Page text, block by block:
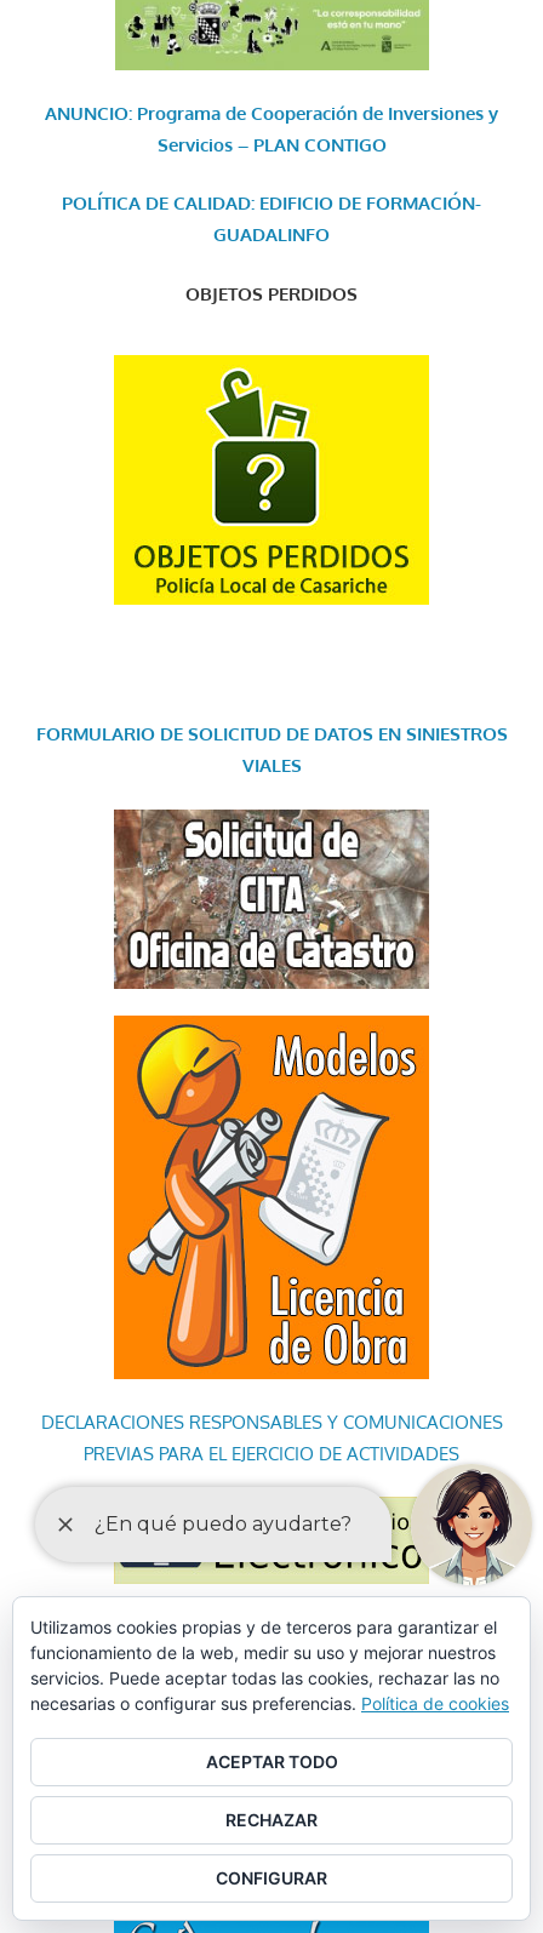
ANUNCIO: Programa de Cooperación de Inversiones y
Servicios – PLAN CONTIGO
POLÍTICA DE CALIDAD: EDIFICIO DE FORMACIÓN-
GUADALINFO
OBJETOS PERDIDOS
FORMULARIO DE SOLICITUD DE DATOS EN SINIESTROS
VIALES
DECLARACIONES RESPONSABLES Y COMUNICACIONES
PREVIAS PARA EL EJERCICIO DE ACTIVIDADES
Utilizamos cookies propias y de terceros para garantizar el
funcionamiento de la web, medir su uso y mejorar nuestros
servicios. Puede aceptar todas las cookies, rechazar las no
necesarias o configurar sus preferencias. Política de cookies
ACEPTAR TODO
RECHAZAR
CONFIGURAR